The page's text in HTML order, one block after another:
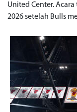
United Center.
2026 setelah Bulls